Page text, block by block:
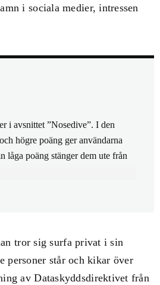
i sociala medier, intressen
i avsnittet ”Nosedive”. I den
högre poäng ger användarna
låga poäng stänger dem ute från
Eller vad sägs om den
Wired skildras hur människors
i appen, som också innehåller
domstol.
tror sig surfa privat i sin
personer står och kikar över
av Dataskyddsdirektivet från